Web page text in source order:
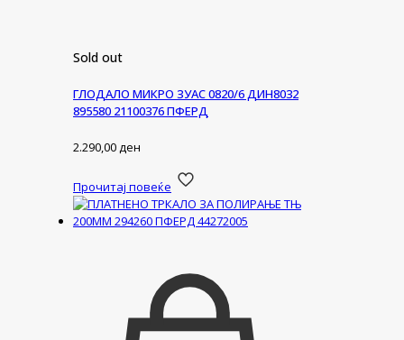
Sold out
ГЛОДАЛО МИКРО ЗУАС 0820/6 ДИН8032
895580 21100376 ПФЕРД
2.290,00ден
Прочитај повеќе